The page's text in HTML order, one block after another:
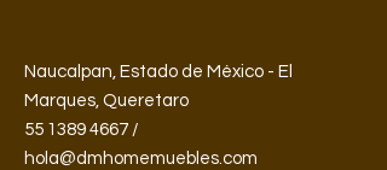
Naucalpan, Estado de México - El
Marques, Queretaro
55 1389 4667 /
hola@dmhomemuebles.com